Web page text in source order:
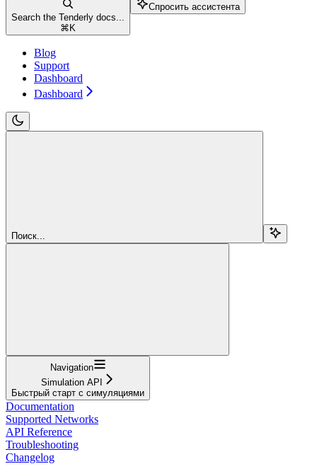
Search the Tenderly docs...
⌘ K
Спросить ассистента
Blog
Support
Dashboard
Dashboard
Поиск...
Navigation
Simulation API
Быстрый старт с симуляциями
Documentation
Supported Networks
API Reference
Troubleshooting
Changelog